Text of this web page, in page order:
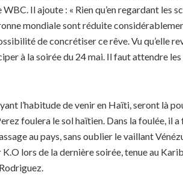
Il ajoute : « Rien qu’en regardant les
mondiale sont réduite
de concrétiser ce rêve. Vu qu’elle
à la soirée du 24 mai. Il faut attendre
l’habitude de venir en Haïti, seront là
foulera le sol haïtien. Dans la foulée, il
au pays, sans oublier le vaillant
lors de la dernière soirée, tenue au